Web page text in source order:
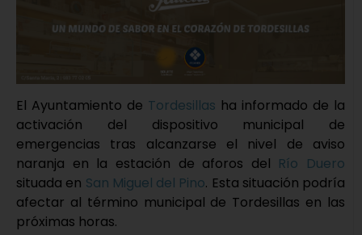
El Ayuntamiento de Tordesillas ha informado de la
activación del dispositivo municipal de
emergencias tras alcanzarse el nivel de aviso
naranja en la estación de aforos del Río Duero
situada en San Miguel del Pino. Esta situación podría
afectar al término municipal de Tordesillas en las
próximas horas.